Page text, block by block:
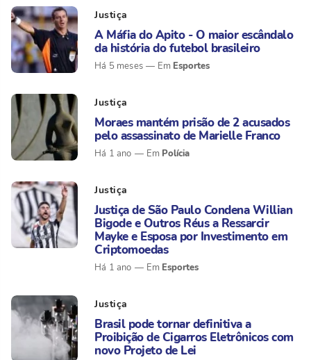
Justiça
A Máfia do Apito - O maior escândalo
da história do futebol brasileiro
Há 5 meses Esportes
Justiça
Moraes mantém prisão de 2 acusados
pelo assassinato de Marielle Franco
Há 1 ano Polícia
Justiça
Justiça de São Paulo Condena Willian
Bigode e Outros Réus a Ressarcir
Mayke e Esposa por Investimento em
Criptomoedas
Há 1 ano Esportes
Justiça
Brasil pode tornar definitiva a
Proibição de Cigarros Eletrônicos com
novo Projeto de Lei